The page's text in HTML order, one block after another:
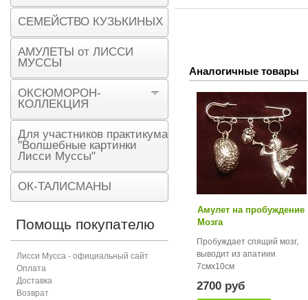
Аналогичные товары
Амулет на пробуждение
Мозга
Пробуждает спящий мозг,
выводит из апатиии
7смх10см
2700 руб
СЕМЕЙСТВО КУЗЬКИНЫХ
АМУЛЕТЫ от ЛИССИ
МУССЫ
ОКСЮМОРОН-
КОЛЛЕКЦИЯ
Для участников практикума
"Волшебные картинки
Лисси Муссы"
ОК-ТАЛИСМАНЫ
Помощь покупателю
Лисси Мусса - официальный сайт
Оплата
Доставка
Возврат